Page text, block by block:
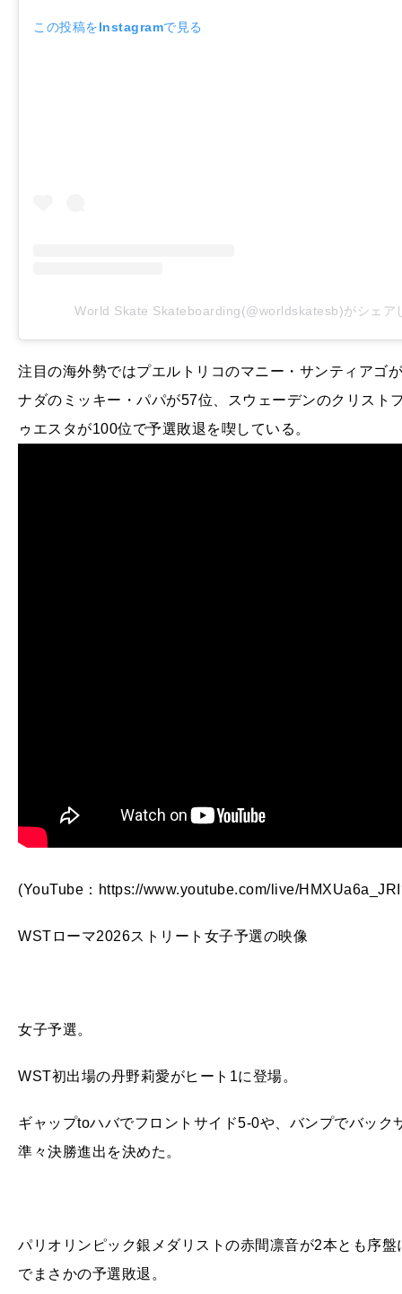
この投稿をInstagramで見る
World Skate Skateboarding(@worldskatesb)がシェア
注目の海外勢ではプエルトリコのマニー・サンティアゴ
ナダのミッキー・パパが57位、スウェーデンのクリスト
ゥエスタが100位で予選敗退を喫している。
(YouTube：https://www.youtube.com/live/
WSTローマ2026ストリート女子予選の映像
女子予選。
WST初出場の丹野莉愛がヒート1に登場。
ギャップtoハバでフロントサイド5-0や、バンプでバッ
準々決勝進出を決めた。
パリオリンピック銀メダリストの赤間凛音が2本とも序
でまさかの予選敗退。